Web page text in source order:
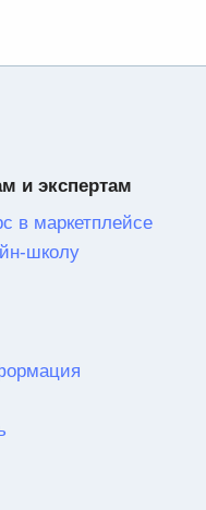
и экспертам
в маркетплейсе
школу